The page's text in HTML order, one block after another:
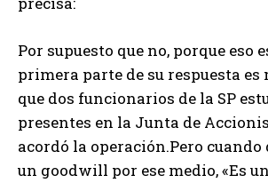
Por supuesto que no, porque eso
primera parte de su respuesta
que dos funcionarios de la SP
presentes en la Junta de
acordó la operación.Pero cuando
un goodwill por ese medio, «Es